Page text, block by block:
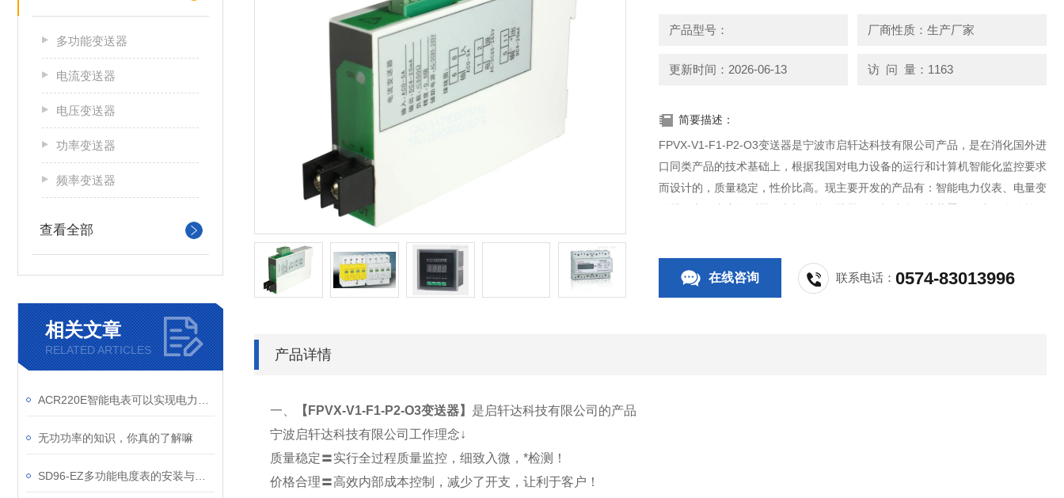
多功能变送器
电流变送器
电压变送器
功率变送器
频率变送器
查看全部
相关文章
RELATED ARTICLES
无功功率的知识，你真的了解嘛
产品型号： 厂商性质：生产厂家
更新时间：2026-06-13 访 问 量：1163
简要描述：
FPVX-V1-F1-P2-O3变送器是宁波市启轩达科技有限公司产品，是在消化国外进
口同类产品的技术基础上，根据我国对电力设备的运行和计算机智能化监控要求
而设计的，质量稳定，性价比高。现主要开发的产品有：智能电力仪表、电量变
送器、电气火灾探测器、电机智能保护器、微机综合保护装置、双电源自动转换
在线咨询 联系电话：0574-83013996
产品详情
一、 【 FPVX-V1-F1-P2-O3变送器】 是启轩达科技有限公司的产品
宁波启轩达科技有限公司工作理念↓
质量稳定〓实行全过程质量监控，细致入微，*检测！
价格合理〓高效内部成本控制，减少了开支，让利于客户！